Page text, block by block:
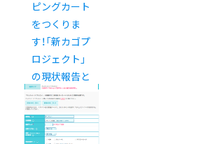
ピングカート
をつくりま
す！「新カゴプ
ロジェクト」
の現状報告と
2016年の予
定